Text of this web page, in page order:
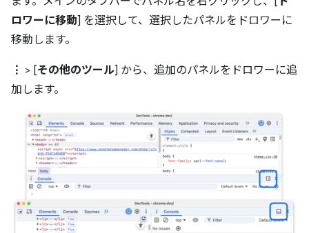
ロワーに移動] を選択して、選択したパネルをドロワーに
移動します。
⋮ > [その他のツール] から、追加のパネルをドロワーに追
加します。